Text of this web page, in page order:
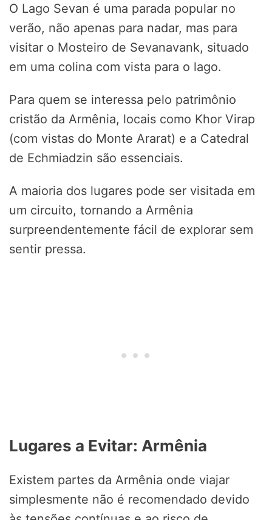
O Lago Sevan é uma parada popular no
verão, não apenas para nadar, mas para
visitar o Mosteiro de Sevanavank, situado
em uma colina com vista para o lago.
Para quem se interessa pelo patrimônio
cristão da Armênia, locais como Khor Virap
(com vistas do Monte Ararat) e a Catedral
de Echmiadzin são essenciais.
A maioria dos lugares pode ser visitada em
um circuito, tornando a Armênia
surpreendentemente fácil de explorar sem
sentir pressa.
Lugares a Evitar: Armênia
Existem partes da Armênia onde viajar
simplesmente não é recomendado devido